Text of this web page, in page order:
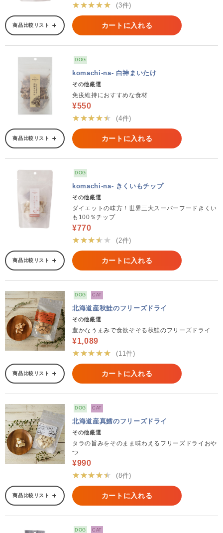
★★★★★ (3件)
商品比較リスト カートに入れる
DOG
komachi-na- 白神まいたけ
その他厳選
免疫維持におすすめな食材
¥550
★★★★★
(4件)
商品比較リスト カートに入れる
DOG
komachi-na- きくいもチップ
その他厳選
ダイエットの味方！世界三大スーパーフードきくい
も100％チップ
¥770
★★★★★
(2件)
商品比較リスト カートに入れる
DOG CAT
北海道産秋鮭のフリーズドライ
その他厳選
豊かなうまみで食欲そそる秋鮭のフリーズドライ
¥1,089
★★★★★
(11件)
商品比較リスト カートに入れる
DOG CAT
北海道産真鱈のフリーズドライ
その他厳選
タラの旨みをそのまま味わえるフリーズドライおや
つ
¥990
★★★★★
(8件)
商品比較リスト カートに入れる
DOG CAT